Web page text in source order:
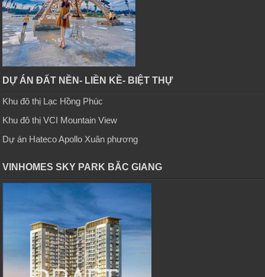
DỰ ÁN ĐẤT NỀN- LIỀN KỀ- BIỆT THỰ
Khu đô thị Lạc Hồng Phúc
Khu đô thị VCI Mountain View
Dự án Hateco Apollo Xuân phương
VINHOMES SKY PARK BĂC GIANG